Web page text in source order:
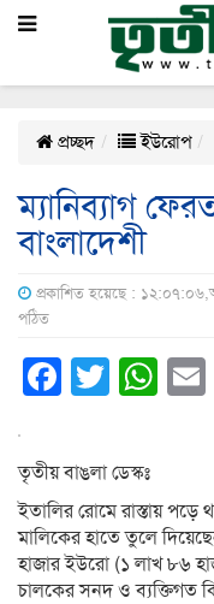
প্রচ্ছদ ইউরোপ
ম্যানিব্যাগ
বাংলাদেশী
প্রকাশিত হয়েছে :
পঠিত
তৃতীয় বাঙলা ডেস্কঃ
ইতালির রোমে রাস্তায় পড়ে
মালিকের হাতে তুলে
হাজার ইউরো (১ লাখ ৮৬
চালকের সনদ ও ব্যক্তিগত